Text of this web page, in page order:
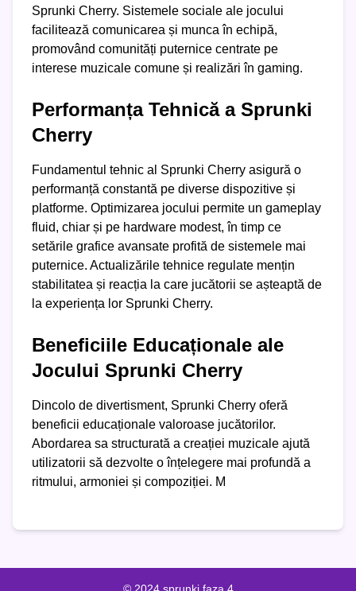
Sprunki Cherry. Sistemele sociale ale jocului
facilitează comunicarea și munca în echipă,
promovând comunități puternice centrate pe
interese muzicale comune și realizări în gaming.
Performanța Tehnică a Sprunki
Cherry
Fundamentul tehnic al Sprunki Cherry asigură o
performanță constantă pe diverse dispozitive și
platforme. Optimizarea jocului permite un gameplay
fluid, chiar și pe hardware modest, în timp ce
setările grafice avansate profită de sistemele mai
puternice. Actualizările tehnice regulate mențin
stabilitatea și reacția la care jucătorii se așteaptă de
la experiența lor Sprunki Cherry.
Beneficiile Educaționale ale
Jocului Sprunki Cherry
Dincolo de divertisment, Sprunki Cherry oferă
beneficii educaționale valoroase jucătorilor.
Abordarea sa structurată a creației muzicale ajută
utilizatorii să dezvolte o înțelegere mai profundă a
ritmului, armoniei și compoziției. M